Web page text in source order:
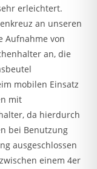
erleichtert.
an unseren
Aufnahme von
an, die
mobilen Einsatz
mit
da hierdurch
bei Benutzung
ausgeschlossen
einem 4er